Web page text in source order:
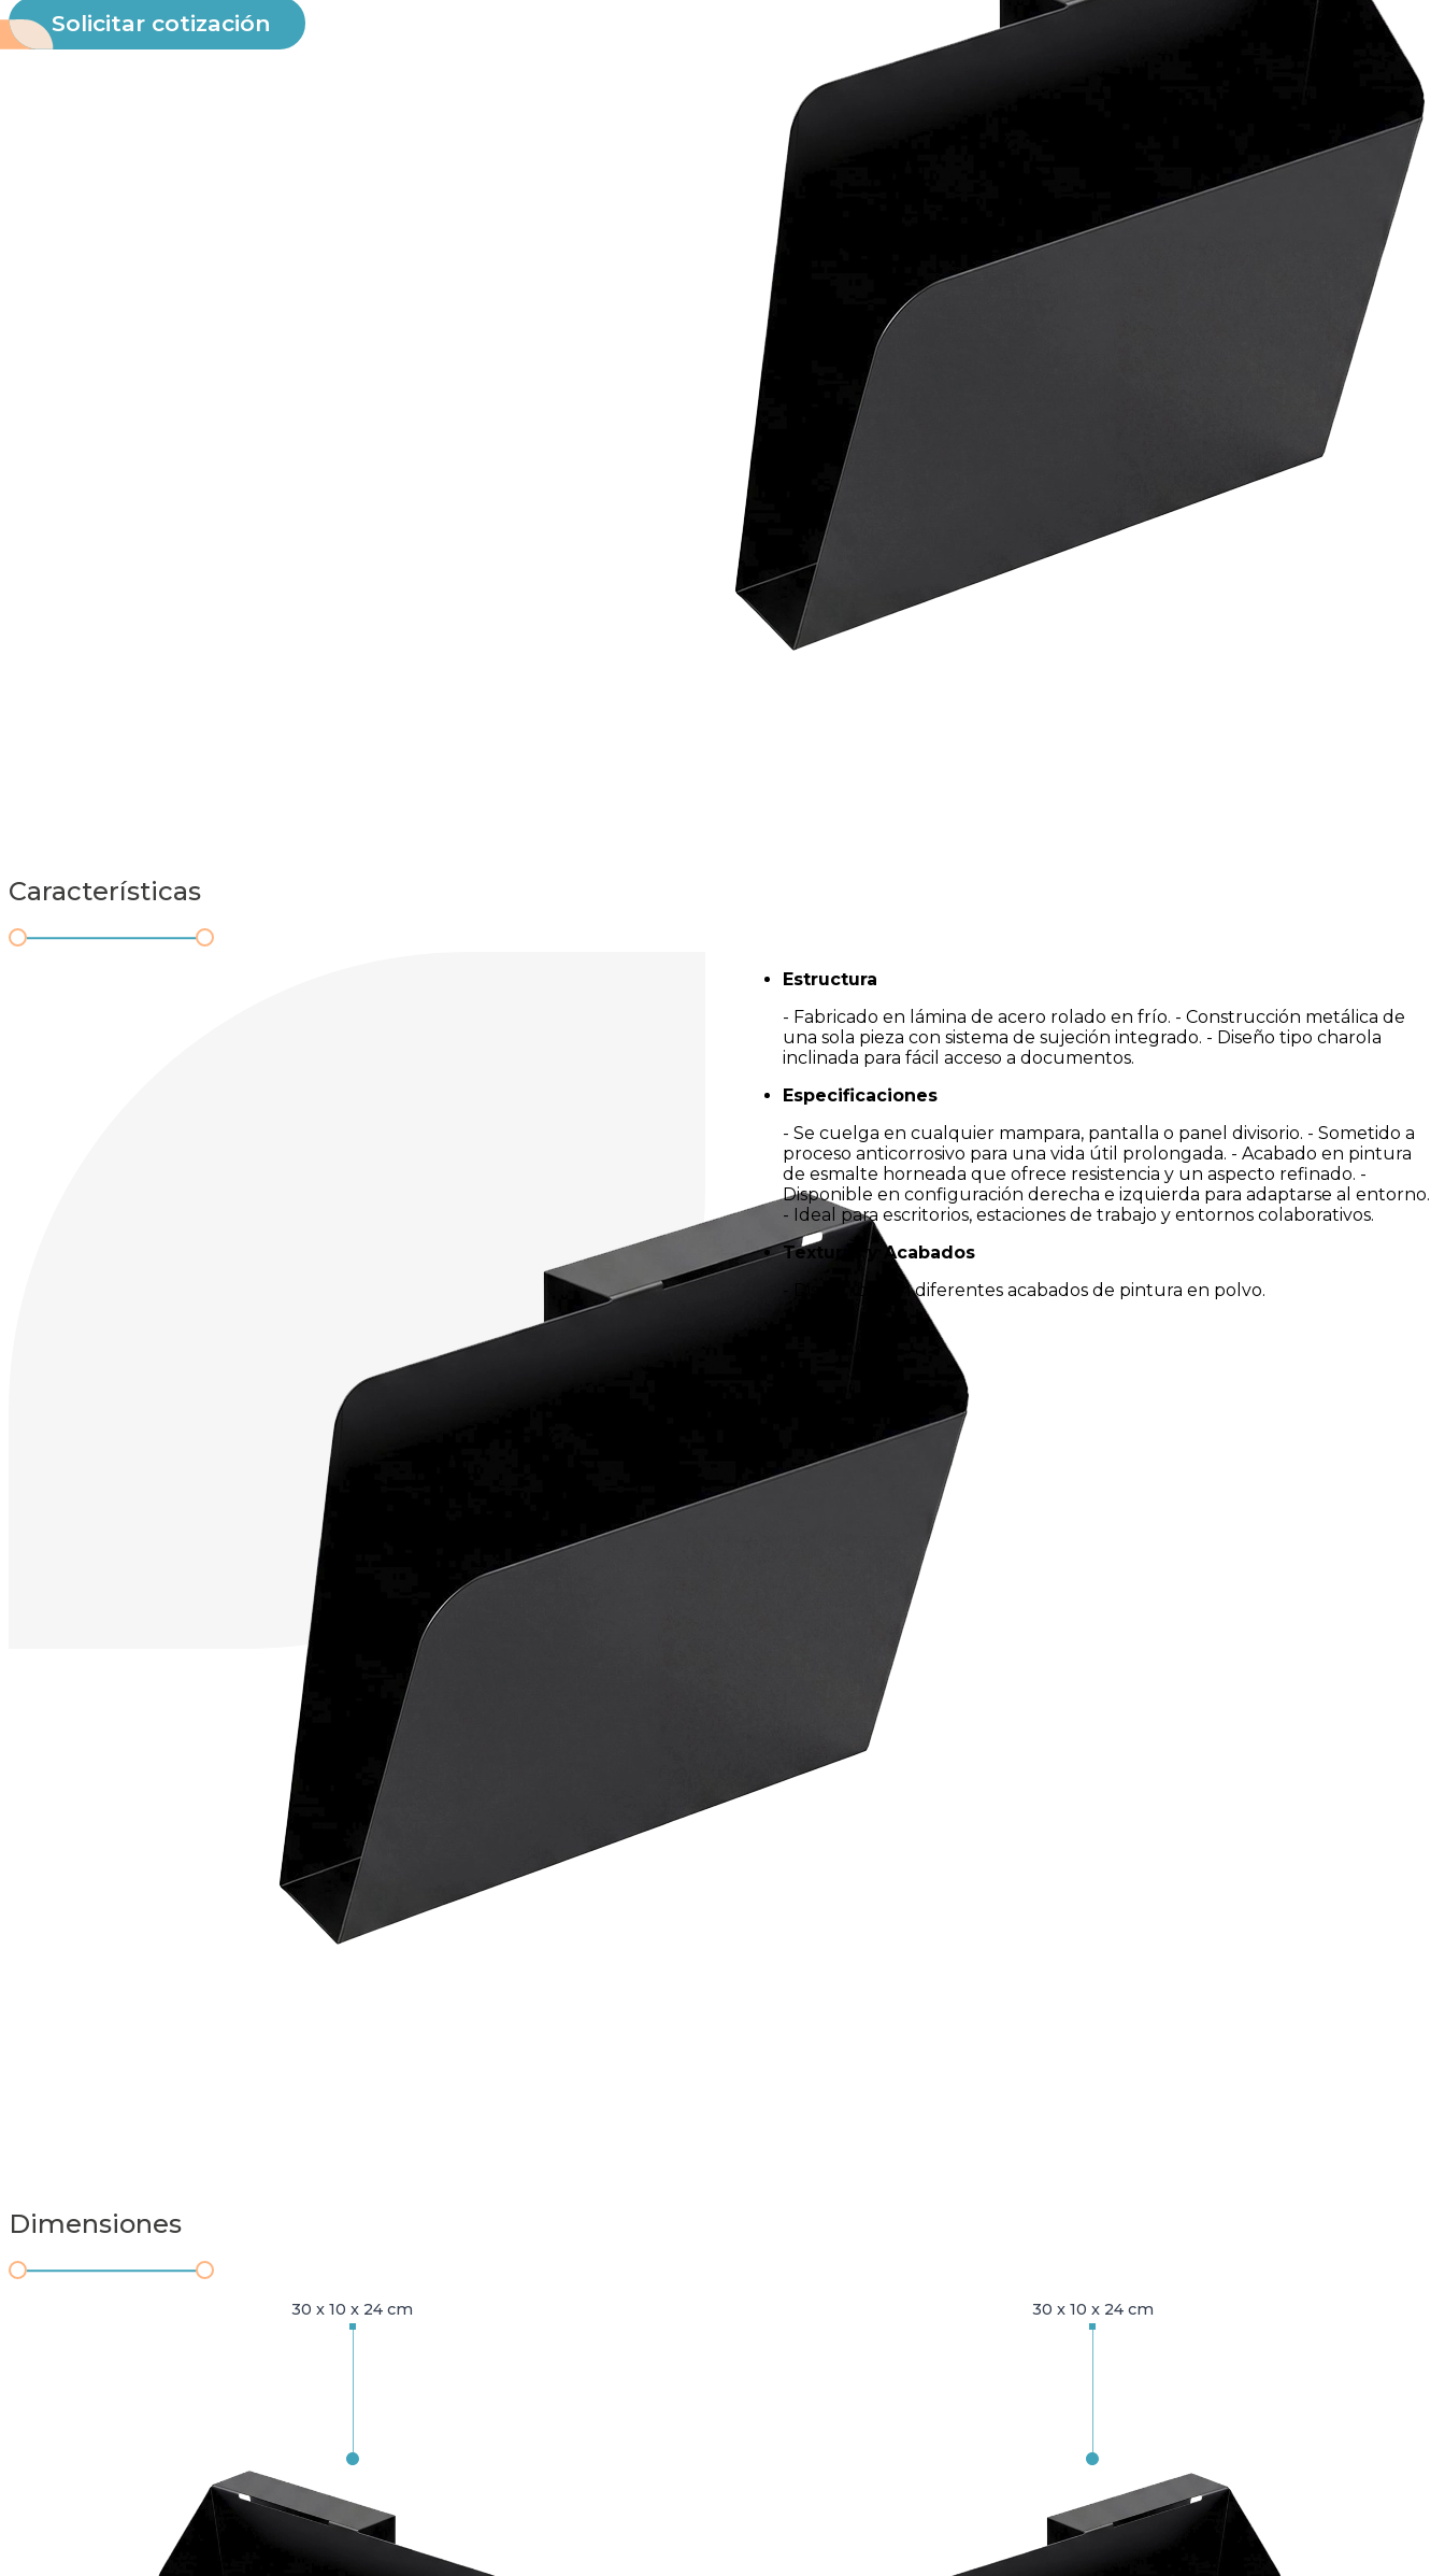
Solicitar cotización
Características
Estructura
- Fabricado en lámina de acero rolado en frío. - Construcción metálica de
una sola pieza con sistema de sujeción integrado. - Diseño tipo charola
inclinada para fácil acceso a documentos.
Especificaciones
- Se cuelga en cualquier mampara, pantalla o panel divisorio. - Sometido a
proceso anticorrosivo para una vida útil prolongada. - Acabado en pintura
de esmalte horneada que ofrece resistencia y un aspecto refinado. -
Disponible en configuración derecha e izquierda para adaptarse al entorno.
- Ideal para escritorios, estaciones de trabajo y entornos colaborativos.
Texturas y Acabados
- Disponible en diferentes acabados de pintura en polvo.
Dimensiones
30 x 10 x 24 cm 30 x 10 x 24 cm